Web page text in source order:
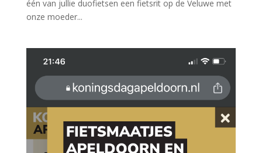
één van jullie duofietsen een fietsrit op de Veluwe met
onze moeder...